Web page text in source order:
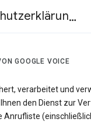
Datenschutzerklärung & Nutzungsbedingungen
GOOGLE VOICE
verarbeitet und
den Dienst zur
Anrufliste